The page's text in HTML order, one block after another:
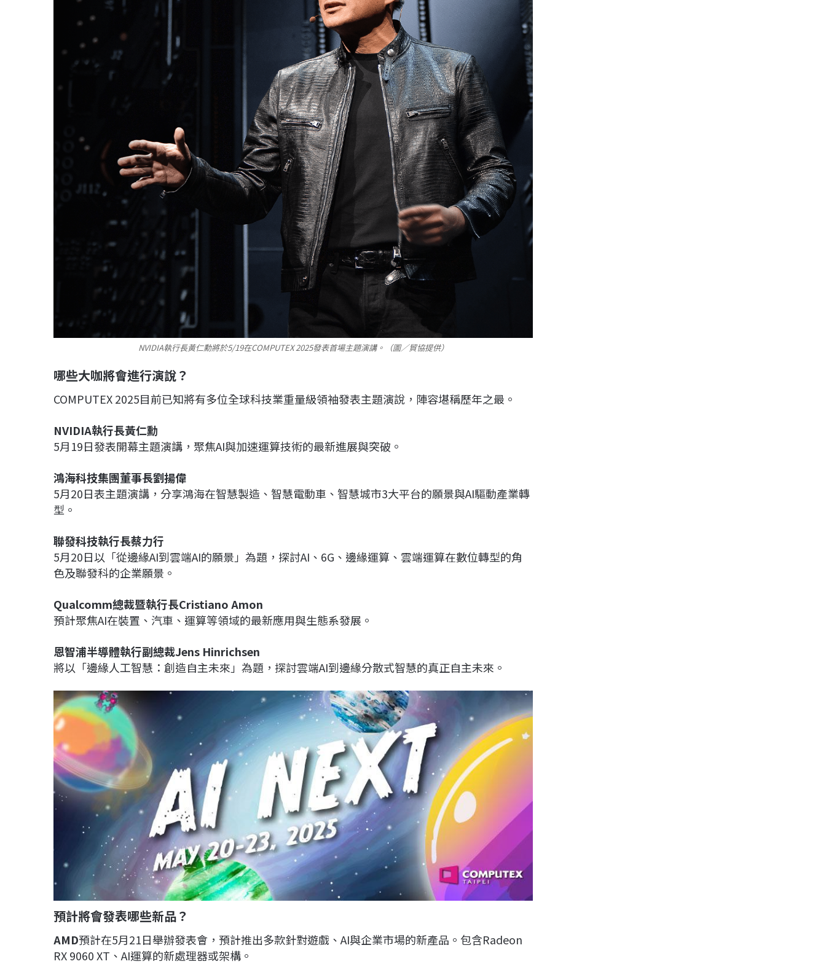
NVIDIA執行長黃仁勳將於5/19在COMPUTEX 2025發表首場主題演講。（圖／貿協提供）
哪些大咖將會進行演說？
COMPUTEX 2025目前已知將有多位全球科技業重量級領袖發表主題演說，陣容堪稱歷年之最。
NVIDIA執行長黃仁勳
5月19日發表開幕主題演講，聚焦AI與加速運算技術的最新進展與突破。
鴻海科技集團董事長劉揚偉
5月20日表主題演講，分享鴻海在智慧製造、智慧電動車、智慧城市3大平台的願景與AI驅動產業轉
型。
聯發科技執行長蔡力行
5月20日以「從邊緣AI到雲端AI的願景」為題，探討AI、6G、邊緣運算、雲端運算在數位轉型的角
色及聯發科的企業願景。
Qualcomm總裁暨執行長Cristiano Amon
預計聚焦AI在裝置、汽車、運算等領域的最新應用與生態系發展。
恩智浦半導體執行副總裁Jens Hinrichsen
將以「邊緣人工智慧：創造自主未來」為題，探討雲端AI到邊緣分散式智慧的真正自主未來。
預計將會發表哪些新品？
AMD預計在5月21日舉辦發表會，預計推出多款針對遊戲、AI與企業市場的新產品。包含Radeon
RX 9060 XT、AI運算的新處理器或架構。